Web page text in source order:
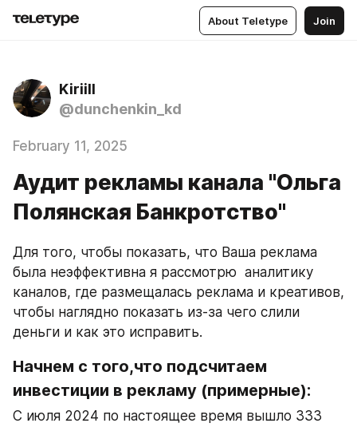
About Teletype Join
Kiriill
@dunchenkin_kd
February 11, 2025
Аудит рекламы канала "Ольга
Полянская Банкротство"
Для того, чтобы показать, что Ваша реклама
была неэффективна я рассмотрю  аналитику
каналов, где размещалась реклама и креативов,
чтобы наглядно показать из-за чего слили
деньги и как это исправить.
Начнем с того,что подсчитаем
инвестиции в рекламу (примерные):
С июля 2024 по настоящее время вышло 333